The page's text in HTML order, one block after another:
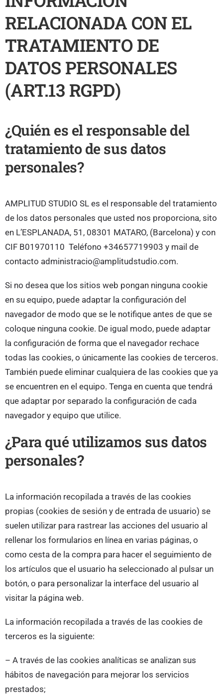
RELACIONADA CON EL
TRATAMIENTO DE
DATOS PERSONALES
(ART.13 RGPD)
¿Quién es el responsable del
tratamiento de sus datos
personales?
AMPLITUD STUDIO SL es el responsable del tratamiento
de los datos personales que usted nos proporciona, sito
en L’ESPLANADA, 51, 08301 MATARO, (Barcelona) y con
CIF B01970110 Teléfono +34657719903 y mail de
contacto administracio@amplitudstudio.com.
Si no desea que los sitios web pongan ninguna cookie
en su equipo, puede adaptar la configuración del
navegador de modo que se le notifique antes de que se
coloque ninguna cookie. De igual modo, puede adaptar
la configuración de forma que el navegador rechace
todas las cookies, o únicamente las cookies de terceros.
También puede eliminar cualquiera de las cookies que ya
se encuentren en el equipo. Tenga en cuenta que tendrá
que adaptar por separado la configuración de cada
navegador y equipo que utilice.
¿Para qué utilizamos sus datos
personales?
La información recopilada a través de las cookies
propias (cookies de sesión y de entrada de usuario) se
suelen utilizar para rastrear las acciones del usuario al
rellenar los formularios en línea en varias páginas, o
como cesta de la compra para hacer el seguimiento de
los artículos que el usuario ha seleccionado al pulsar un
botón, o para personalizar la interface del usuario al
visitar la página web.
La información recopilada a través de las cookies de
terceros es la siguiente:
– A través de las cookies analíticas se analizan sus
hábitos de navegación para mejorar los servicios
prestados;